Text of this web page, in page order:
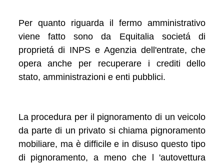
Per quanto riguarda il fermo amministrativo
viene fatto sono da Equitalia societá di
proprietá di INPS e Agenzia dell'entrate, che
opera anche per recuperare i crediti dello
stato, amministrazioni e enti pubblici.
La procedura per il pignoramento di un veicolo
da parte di un privato si chiama pignoramento
mobiliare, ma è difficile e in disuso questo tipo
di pignoramento, a meno che l 'autovettura